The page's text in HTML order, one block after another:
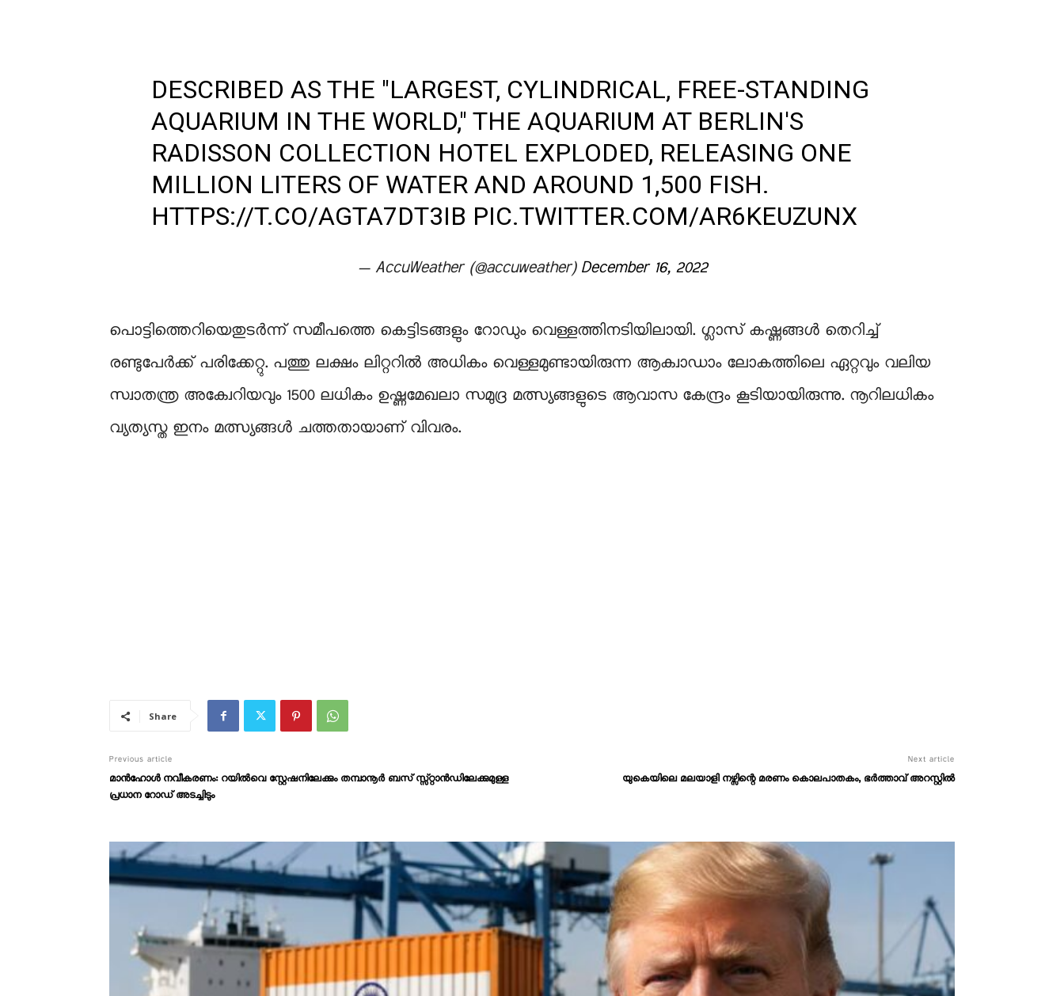
DESCRIBED AS THE "LARGEST, CYLINDRICAL, FREE-STANDING
AQUARIUM IN THE WORLD," THE AQUARIUM AT BERLIN'S
RADISSON COLLECTION HOTEL EXPLODED, RELEASING ONE
MILLION LITERS OF WATER AND AROUND 1,500 FISH.
HTTPS://T.CO/AGTA7DT3IB PIC.TWITTER.COM/AR6KEUZUNX
— AccuWeather (@accuweather) December 16, 2022
പൊട്ടിത്തെറിയെതുടർന്ന് സമീപത്തെ കെട്ടിടങ്ങളും റോഡും വെള്ളത്തിനടിയിലായി. ഗ്ലാസ് കഷ്ണങ്ങള്‍ തെറിച്ച്
രണ്ടുപേര്‍ക്ക് പരിക്കേറ്റു. പത്തു ലക്ഷം ലിറ്ററിൽ അധികം വെള്ളമുണ്ടായിരുന്ന ആക്വാഡാം ലോകത്തിലെ ഏറ്റവും വലിയ
സ്വാതന്ത്ര അക്വേറിയവും 1500 ലധികം ഉഷ്ണമേഖലാ സമുദ്ര മത്സ്യങ്ങളുടെ ആവാസ കേന്ദ്രം കൂടിയായിരുന്നു. നൂറിലധികം
വ്യത്യസ്ത ഇനം മത്സ്യങ്ങൾ ചത്തതായാണ് വിവരം.
Share
Previous article
മാൻഹോൾ നവീകരണം: റയിൽവെ സ്റ്റേഷനിലേക്കും തമ്പാനൂർ ബസ് സ്സ്റ്റാൻഡിലേക്കുമുള്ള
പ്രധാന റോഡ് അടച്ചിടും
Next article
യുകെയിലെ മലയാളി നഴ്സിന്റെ മരണം കൊലപാതകം, ഭർത്താവ് അറസ്റ്റിൽ